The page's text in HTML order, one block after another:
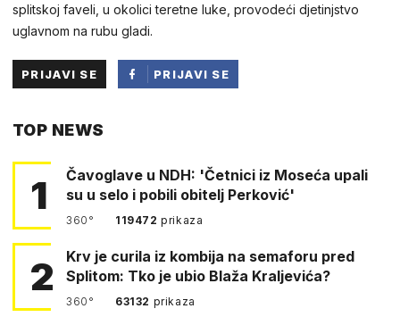
splitskoj faveli, u okolici teretne luke, provodeći djetinjstvo
uglavnom na rubu gladi.
PRIJAVI SE
PRIJAVI SE
TOP NEWS
1
Čavoglave u NDH: 'Četnici iz Moseća upali
su u selo i pobili obitelj Perković'
360° 119472prikaza
2
Krv je curila iz kombija na semaforu pred
Splitom: Tko je ubio Blaža Kraljevića?
360° 63132 prikaza